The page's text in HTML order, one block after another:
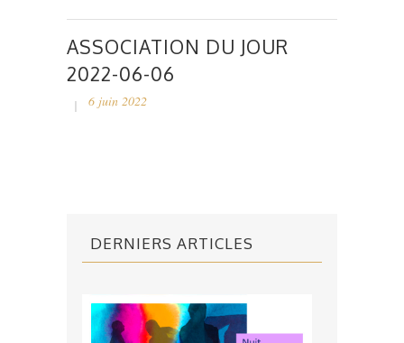
ASSOCIATION DU JOUR
2022-06-06
6 juin 2022
DERNIERS ARTICLES